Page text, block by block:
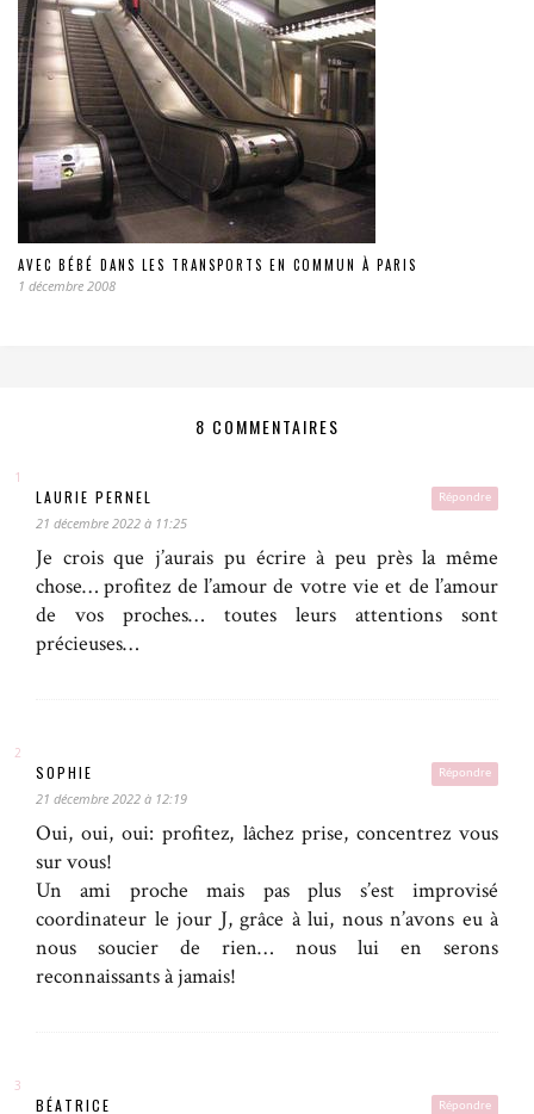
AVEC BÉBÉ DANS LES TRANSPORTS EN COMMUN À PARIS
1 décembre 2008
8 COMMENTAIRES
Répondre
LAURIE PERNEL
21 décembre 2022 à 11:25
Je crois que j’aurais pu écrire à peu près la même
chose… profitez de l’amour de votre vie et de l’amour
de vos proches… toutes leurs attentions sont
précieuses…
Répondre
SOPHIE
21 décembre 2022 à 12:19
Oui, oui, oui: profitez, lâchez prise, concentrez vous
sur vous!
Un ami proche mais pas plus s’est improvisé
coordinateur le jour J, grâce à lui, nous n’avons eu à
nous soucier de rien… nous lui en serons
reconnaissants à jamais!
Répondre
BÉATRICE